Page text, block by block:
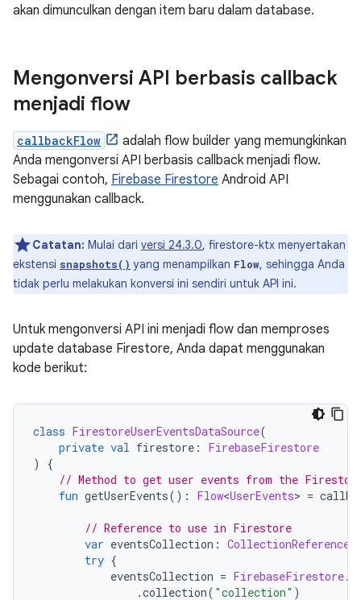
akan dimunculkan dengan item baru dalam database.
Mengonversi API berbasis callback
menjadi flow
callbackFlow
adalah flow builder yang memungkinkan
Anda mengonversi API berbasis callback menjadi flow.
Sebagai contoh, Firebase Firestore Android API
menggunakan callback.
Catatan: Mulai dari versi 24.3.0, firestore-ktx menyertakan
ekstensi snapshots() yang menampilkan Flow, sehingga Anda
tidak perlu melakukan konversi ini sendiri untuk API ini.
Untuk mengonversi API ini menjadi flow dan memproses
update database Firestore, Anda dapat menggunakan
kode berikut:
class FirestoreUserEventsDataSource(
private val firestore :
FirebaseFirestore
)
{
// Method to get user events from the
fun getUserEvents(): Flow<UserEvents> =
// Reference to use in Firestore
var eventsCollection : CollectionReference
try {
eventsCollection = FirebaseFirestore.
.collection( "collection" )